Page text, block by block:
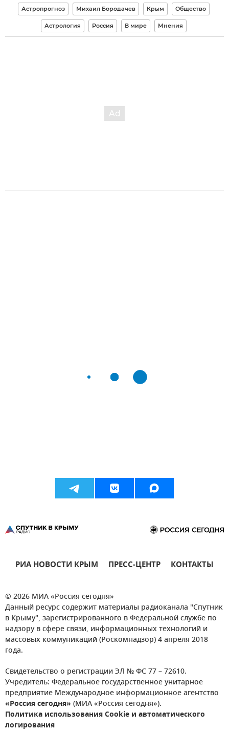
Астропрогноз Михаил Бородачев Крым Общество
Астрология Россия В мире Мнения
РИА НОВОСТИ КРЫМ ПРЕСС-ЦЕНТР КОНТАКТЫ
© 2026 МИА «Россия сегодня»
Данный ресурс содержит материалы радиоканала "Спутник
в Крыму", зарегистрированного в Федеральной службе по
надзору в сфере связи, информационных технологий и
массовых коммуникаций (Роскомнадзор) 4 апреля 2018
года.
Свидетельство о регистрации ЭЛ № ФС 77 – 72610.
Учредитель: Федеральное государственное унитарное
предприятие Международное информационное агентство
«Россия сегодня» (МИА «Россия сегодня»).
Политика использования Cookie и автоматического
логирования